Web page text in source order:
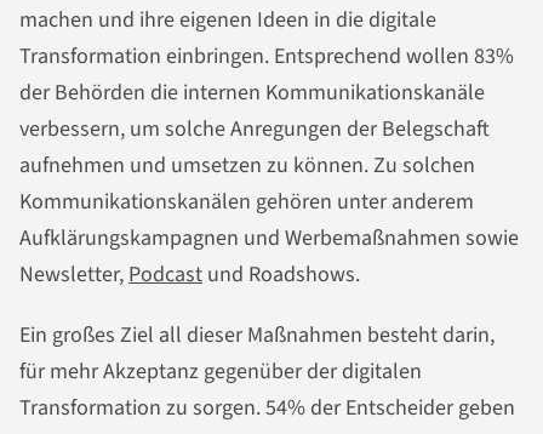
machen und ihre eigenen Ideen in die digitale
Transformation einbringen. Entsprechend wollen 83%
der Behörden die internen Kommunikationskanäle
verbessern, um solche Anregungen der Belegschaft
aufnehmen und umsetzen zu können. Zu solchen
Kommunikationskanälen gehören unter anderem
Aufklärungskampagnen und Werbemaßnahmen sowie
Newsletter, Podcast und Roadshows.
Ein großes Ziel all dieser Maßnahmen besteht darin,
für mehr Akzeptanz gegenüber der digitalen
Transformation zu sorgen. 54% der Entscheider geben